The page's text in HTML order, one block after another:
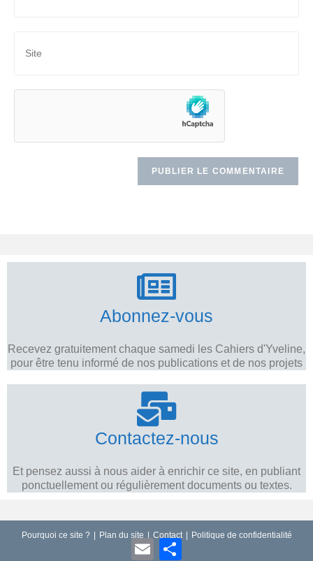
Abonnez-vous
Recevez gratuitement chaque samedi les Cahiers d'Yveline,
pour être tenu informé de nos publications et de nos projets
Contactez-nous
Et pensez aussi à nous aider à enrichir ce site, en publiant
ponctuellement ou régulièrement documents ou textes.
Pourquoi ce site ? Plan du site Contact Politique de confidentialité
E
P